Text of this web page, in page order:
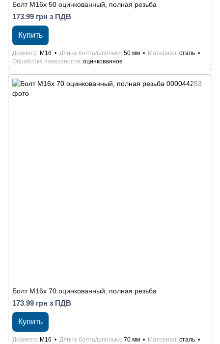
Болт М16x 50 оцинкованный, полная резьба
173.99 грн з ПДВ
Купить
Диаметр М16 Длина болта/шпильки 50 мм Материал сталь
Обработка поверхности оцинкованное
Болт М16x 70 оцинкованный, полная резьба
173.99 грн з ПДВ
Купить
Диаметр М16 Длина болта/шпильки 70 мм Материал сталь